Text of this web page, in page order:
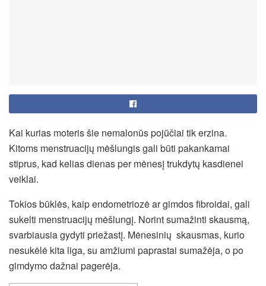
Kai kurias moteris šie nemalonūs pojūčiai tik erzina.
Kitoms menstruacijų mėšlungis gali būti pakankamai
stiprus, kad kelias dienas per mėnesį trukdytų kasdienei
veiklai.
Tokios būklės, kaip endometriozė ar gimdos fibroidai, gali
sukelti menstruacijų mėšlungį. Norint sumažinti skausmą,
svarbiausia gydyti priežastį. Mėnesinių skausmas, kurio
nesukėlė kita liga, su amžiumi paprastai sumažėja, o po
gimdymo dažnai pagerėja.